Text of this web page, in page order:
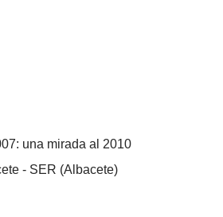
una mirada al 2010
- SER (Albacete)